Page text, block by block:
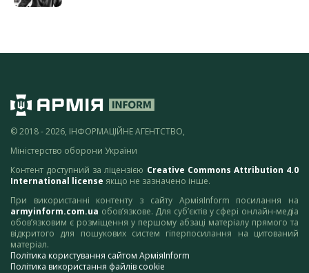
© 2018 - 2026, ІНФОРМАЦІЙНЕ АГЕНТСТВО,
Міністерство оборони України
Контент доступний за ліцензією Creative Commons Attribution 4.0
International license якщо не зазначено інше.
При використанні контенту з сайту АрміяInform посилання на
armyinform.com.ua обов’язкове. Для суб’єктів у сфері онлайн-медіа
обов’язковим є розміщення у першому абзаці матеріалу прямого та
відкритого для пошукових систем гіперпосилання на цитований
матеріал.
Політика користування сайтом АрміяInform
Політика використання файлів cookie